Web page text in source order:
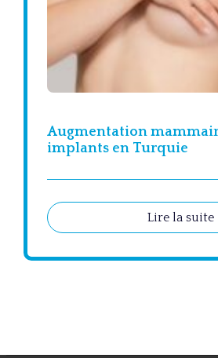
Augmentation
implants en Turquie
Lire la suite